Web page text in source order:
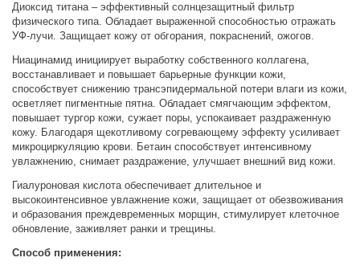
Диоксид титана – эффективный солнцезащитный фильтр
физического типа. Обладает выраженной способностью отражать
УФ-лучи. Защищает кожу от обгорания, покраснений, ожогов.
Ниацинамид инициирует выработку собственного коллагена,
восстанавливает и повышает барьерные функции кожи,
способствует снижению трансэпидермальной потери влаги из кожи,
осветляет пигментные пятна. Обладает смягчающим эффектом,
повышает тургор кожи, сужает поры, успокаивает раздраженную
кожу. Благодаря щекотливому согревающему эффекту усиливает
микроциркуляцию крови. Бетаин способствует интенсивному
увлажнению, снимает раздражение, улучшает внешний вид кожи.
Гиалуроновая кислота обеспечивает длительное и
высокоинтенсивное увлажнение кожи, защищает от обезвоживания
и образования преждевременных морщин, стимулирует клеточное
обновление, заживляет ранки и трещины.
Способ применения: